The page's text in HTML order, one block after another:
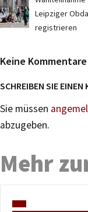
Leipziger
registrieren
Keine
SCHREIBEN SIE EINEN
Sie müssen
abzugeben.
Mehr